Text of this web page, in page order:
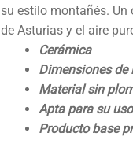
su estilo montañés.
de Asturias y el aire
Cerámica
Dimensiones de
Material sin
Apta para su
Producto base